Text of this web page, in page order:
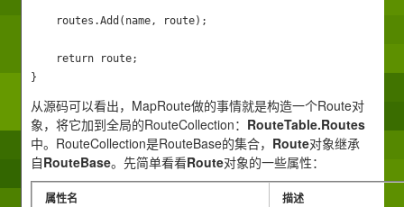
    routes.Add(name, route);
    return route;
}
从源码可以看出，MapRoute做的事情就是构造一个Route对
象，将它加到全局的RouteCollection： RouteTable.Routes
中。RouteCollection是RouteBase的集合， Route对象继承
自RouteBase。先简单看看Route对象的一些属性：
属性名 描述